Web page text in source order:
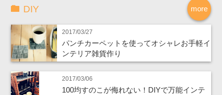
more
DIY
2017/03/27
パンチカーペットを使ってオシャレお手軽イ
ンテリア雑貨作り
2017/03/06
100均すのこが侮れない！DIYで万能インテ